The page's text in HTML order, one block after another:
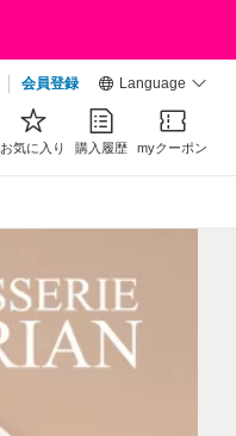
会員登録 Language
お気に入り 購入履歴 myクーポン